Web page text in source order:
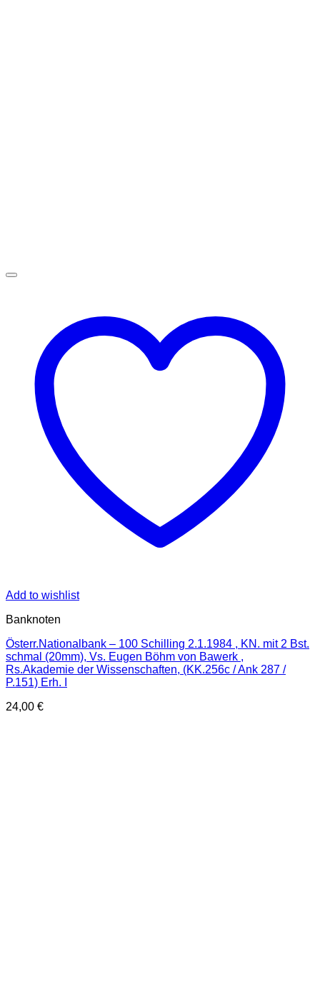
Add to wishlist
Banknoten
Österr.Nationalbank – 100 Schilling 2.1.1984 , KN. mit 2 Bst.
schmal (20mm), Vs. Eugen Böhm von Bawerk ,
Rs.Akademie der Wissenschaften, (KK.256c / Ank 287 /
P.151) Erh. I
24,00 €